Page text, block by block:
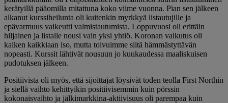
kerätyillä pääomilla mitattuna koko viime vuonna. Pian sen jälkeen
alkanut kurssiheilunta oli kuitenkin myrkkyä listautujille ja
epävarmuus vaikeutti valmistautumista. Loppuvuosi oli erittäin
hiljainen ja listalle nousi vain yksi yhtiö. Koronan vaikutus oli
kaiken kaikkiaan iso, mutta toivuimme siitä hämmästyttävän
nopeasti. Kurssit lähtivät nousuun jo kuukaudessa maaliskuisen
pudotuksen jälkeen.
Positiivista oli myös, että sijoittajat löysivät toden teolla First Northin
ja siellä vaihto kehittyikin positiivisemmin kuin pörssin
kokonaisvaihto ja jälkimarkkina-aktiivisuus oli parempaa kuin